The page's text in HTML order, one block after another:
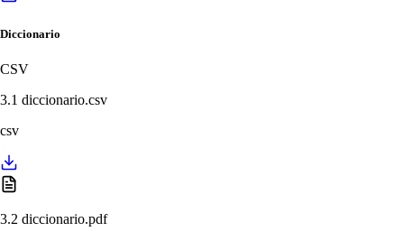
Diccionario
CSV
3.1 diccionario.csv
csv
3.2 diccionario.pdf